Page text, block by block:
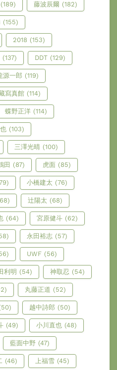
(189) 藤波辰爾 (182)
(155)
2018 (153)
(137) DDT (129)
源一郎 (119)
寫真館 (114)
蝶野正洋 (114)
(103)
三澤光晴 (100)
田 (87) 虎面 (85)
小橋建太 (76)
辻陽太 (68)
(64) 宮原健斗 (62)
永田裕志 (57)
UWF (56)
利明 (54) 神取忍 (54)
丸藤正道 (52)
越中詩郎 (50)
(49) 小川直也 (48)
藍面中野 (47)
(46) 上福雪 (45)